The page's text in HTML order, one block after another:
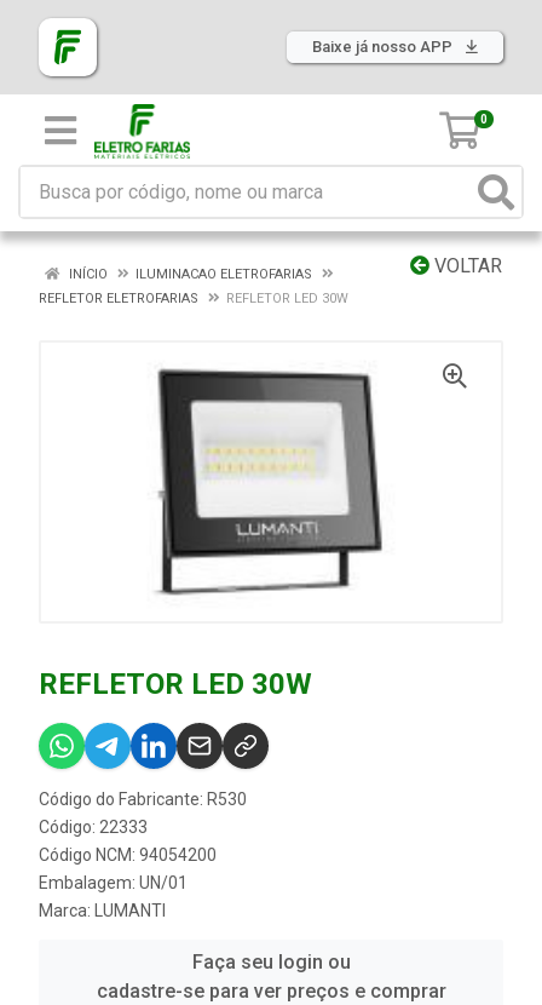
Baixe já nosso APP
0
VOLTAR
INÍCIO
ILUMINACAO ELETROFARIAS
REFLETOR ELETROFARIAS
REFLETOR LED 30W
REFLETOR LED 30W
Código do Fabricante: R530
Código: 22333
Código NCM: 94054200
Embalagem: UN/01
Marca:
LUMANTI
Faça seu login ou
cadastre-se para ver preços e comprar